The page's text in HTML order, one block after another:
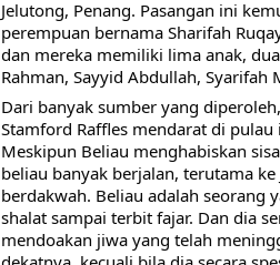
Jelutong, Penang. Pasangan ini
perempuan bernama Sharifah
dan mereka memiliki lima anak,
Rahman, Sayyid Abdullah, Syarifah
Dari banyak sumber yang
Stamford Raffles mendarat di
Meskipun Beliau menghabiskan
beliau banyak berjalan, terutama
berdakwah. Beliau adalah seorang
shalat sampai terbit fajar. Dan dia
mendoakan jiwa yang telah